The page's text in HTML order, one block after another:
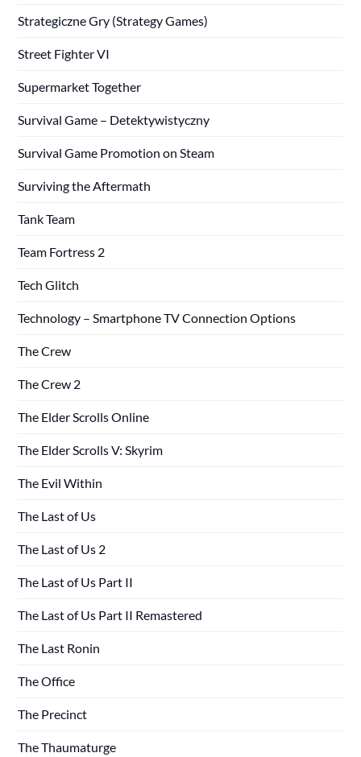
Strategiczne Gry (Strategy Games)
Street Fighter VI
Supermarket Together
Survival Game – Detektywistyczny
Survival Game Promotion on Steam
Surviving the Aftermath
Tank Team
Team Fortress 2
Tech Glitch
Technology – Smartphone TV Connection Options
The Crew
The Crew 2
The Elder Scrolls Online
The Elder Scrolls V: Skyrim
The Evil Within
The Last of Us
The Last of Us 2
The Last of Us Part II
The Last of Us Part II Remastered
The Last Ronin
The Office
The Precinct
The Thaumaturge